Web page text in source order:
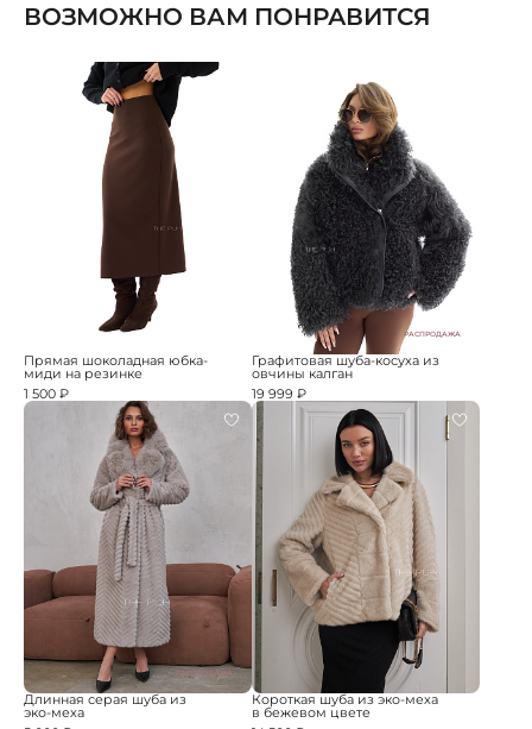
ВОЗМОЖНО ВАМ ПОНРАВИТСЯ
Прямая шоколадная юбка-
миди на резинке
1 500 ₽
РАСПРОДАЖА
Графитовая шуба-косуха из
овчины калган
19 999 ₽
РАСПРОДАЖА
Длинная серая шуба из
эко-меха
Короткая шуба из эко-меха
в бежевом цвете